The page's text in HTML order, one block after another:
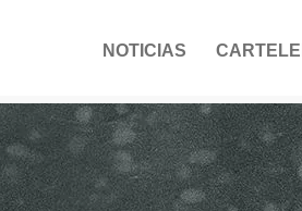
NOTICIAS